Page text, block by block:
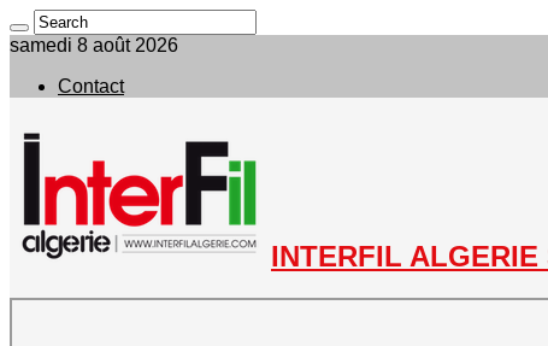
samedi 8 août 2026
Contact
INTERFIL